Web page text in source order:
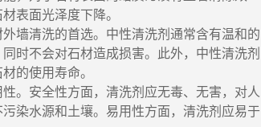
表面光泽度下降。
墙清洗的首选。中性清洗剂通常含有温和的
时不会对石材造成损害。此外，中性清洗剂
的使用寿命。
。安全性方面，清洗剂应无毒、无害，对人
染水源和土壤。易用性方面，清洗剂应易于